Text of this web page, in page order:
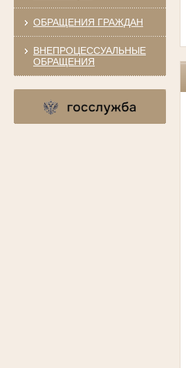
ОБРАЩЕНИЯ ГРАЖДАН
ВНЕПРОЦЕССУАЛЬНЫЕ
ОБРАЩЕНИЯ